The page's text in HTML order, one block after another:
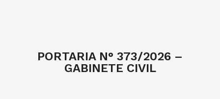
PORTARIA N° 373/2026 –
GABINETE CIVIL